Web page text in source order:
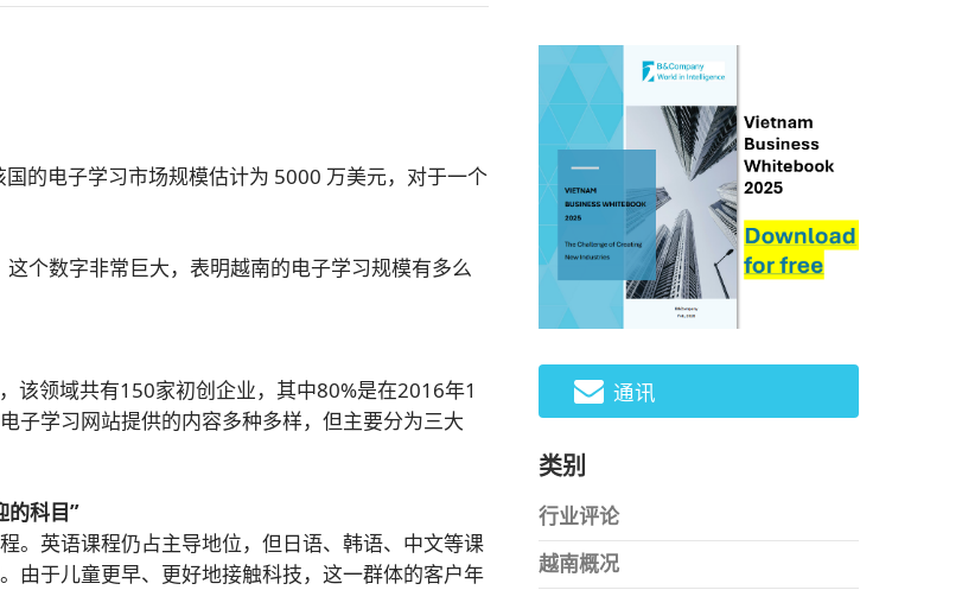
的电子学习市场规模估计为 5000 万美元，对于一个
个数字非常巨大，表明越南的电子学习规模有多么
该领域共有150家初创企业，其中80%是在2016年1
子学习网站提供的内容多种多样，但主要分为三大
的科目”
。英语课程仍占主导地位，但日语、韩语、中文等课
由于儿童更早、更好地接触科技，这一群体的客户年
通讯
类别
行业评论
越南概况